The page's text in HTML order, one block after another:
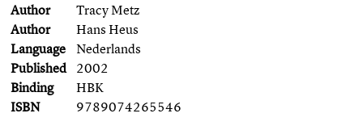
Author
Tracy Metz
Author
Hans Heus
Language
Nederlands
Published 2002
Binding
HBK
ISBN
9789074265546